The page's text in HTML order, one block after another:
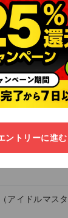
アイドルマスタ
ントリーに進む